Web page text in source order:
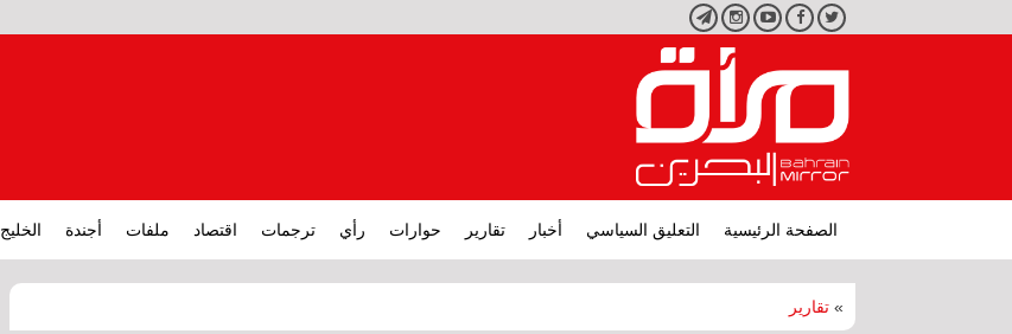
تويتر فيسبوكيوتيوبانستجرامتليجرام
الصفحة الرئيسية التعليق السياسي أخبار تقارير حوارات رأي ترجمات اقتصاد ملفات أجندة الخليج
» تقارير